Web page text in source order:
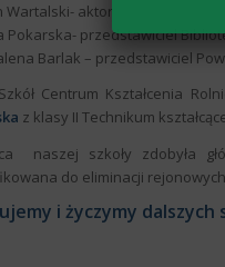
Wartalski- aktor
Pokarska- przedstawiciel
Barlak – przedstawiciel
Centrum Kształcenia
z klasy II Technikum
naszej szkoły zdobyła
do eliminacji
i życzymy dalszych